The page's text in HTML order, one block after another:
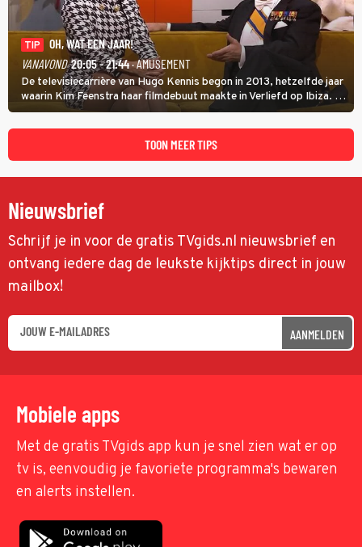
TIP
OH, WAT EEN JAAR!
VANAVOND 20:05 - 21:44· AMUSEMENT
De televisiecarrière van Hugo Kennis begon in 2013, hetzelfde jaar
waarin Kim Feenstra haar filmdebuut maakte in Verliefd op Ibiza. In
Oh, Wat een Jaar! wordt duidelijk wat ze nog meer weten van het
jaar waarin ze allebei eindtwintigers waren.
TOON MEER TIPS
Nieuwsbrief
Schrijf je in voor de gratis TVgids.nl nieuwsbrief en
ontvang iedere dag de leukste kijktips direct in jouw
mailbox!
AANMELDEN
Mobiele apps
Met de gratis TVgids app kun je snel zien wat er op
tv is, eenvoudig je favoriete programma's bewaren
en alerts instellen.